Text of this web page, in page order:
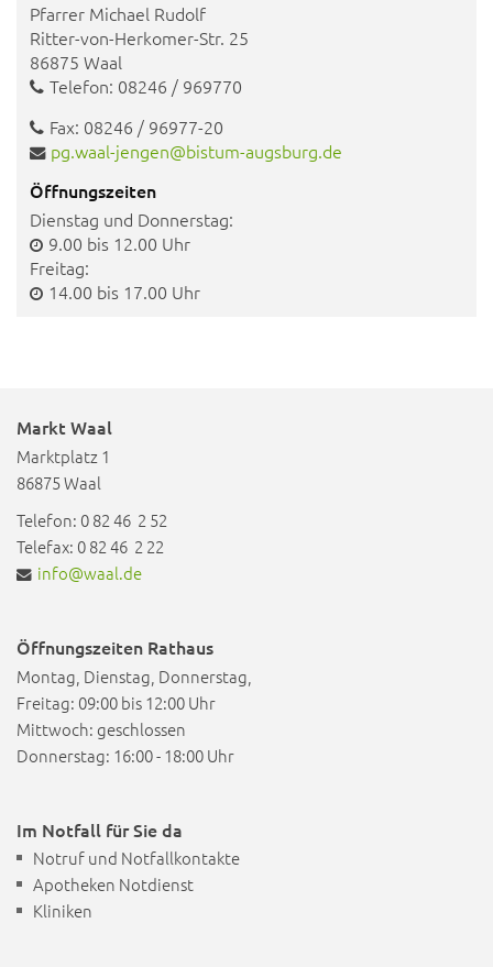
Pfarrer Michael Rudolf
Ritter-von-Herkomer-Str. 25
86875 Waal
Telefon: 08246 / 969770
Fax: 08246 / 96977-20
pg.waal-jengen@bistum-augsburg.de
Öffnungszeiten
Dienstag und Donnerstag:
9.00 bis 12.00 Uhr
Freitag:
14.00 bis 17.00 Uhr
Markt Waal
Marktplatz 1
86875 Waal
Telefon: 0 82 46 2 52
Telefax: 0 82 46 2 22
info@waal.de
Öffnungszeiten Rathaus
Montag, Dienstag, Donnerstag,
Freitag: 09:00 bis 12:00 Uhr
Mittwoch: geschlossen
Donnerstag: 16:00 - 18:00 Uhr
Im Notfall für Sie da
Notruf und Notfallkontakte
Apotheken Notdienst
Kliniken